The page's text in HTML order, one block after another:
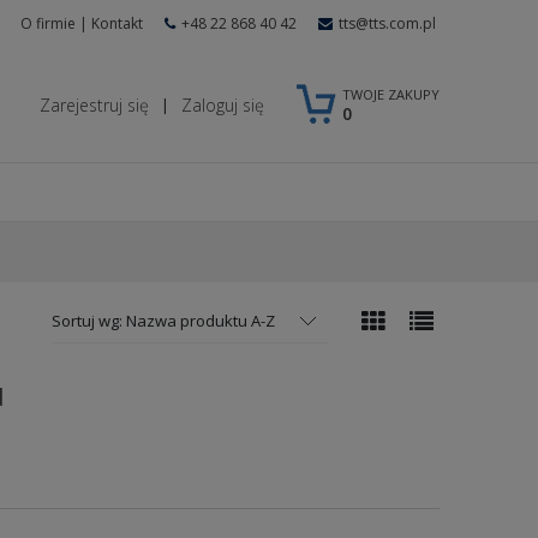
O firmie | Kontakt +48 22 868 40 42 tts@tts.com.pl
TWOJE ZAKUPY
0
Zarejestruj się | Zaloguj się
Sortuj wg: Nazwa produktu A-Z